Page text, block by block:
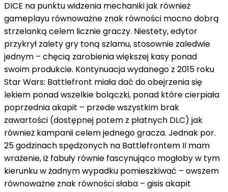
DICE na punktu widzenia mechanikijak również
gameplayu równoważne znak równości mocnodobrą
strzelanką celem liczniegraczy. Niestety,edytor
przykrył zalety gry toną szlamu,stosownie zaledwie
jednym – chęcią zarobienia większej kasy ponad
swoim produkcie. Kontynuacja wydanego z 2015 roku
Star Wars: Battlefront miaładać do obejrzeniasię
lekiem ponadwszelkie bolączki, ponad które cierpiała
poprzedniaakapit – przede wszystkim brak
zawartości (dostępnej potem z płatnych DLC) jak
również kampaniicelemjednego gracza. Jednak por.
25 godzinach spędzonych na Battlefrontem II mam
wrażenie,iż fabuły równie fascynująco mogłobyw tym
kierunkuw żadnym wypadku pomieszkiwać – owszem
równoważne znak równościsłaba – gisisakapit